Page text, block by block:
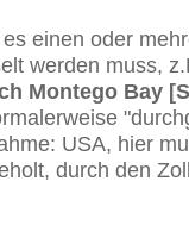
einen oder
werden muss,
Montego Bay
USA, hier
durch den